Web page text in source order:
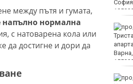
между пътя и гумата,
напълно нормална
с натоварена кола или
да достигне и дори да
Откриха огнище на
Африканска чума по
свинете във Варненско